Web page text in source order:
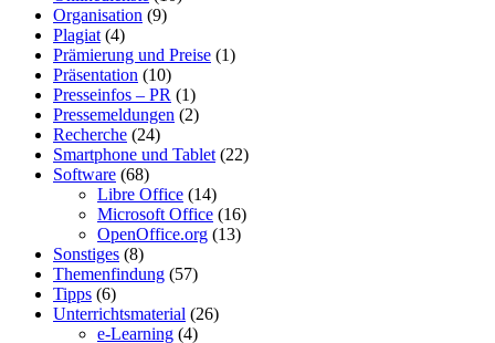
Organisation (9)
Plagiat (4)
Prämierung und Preise (1)
Präsentation (10)
Presseinfos – PR (1)
Pressemeldungen (2)
Recherche (24)
Smartphone und Tablet (22)
Software (68)
Libre Office (14)
Microsoft Office (16)
OpenOffice.org (13)
Sonstiges (8)
Themenfindung (57)
Tipps (6)
Unterrichtsmaterial (26)
e-Learning (4)